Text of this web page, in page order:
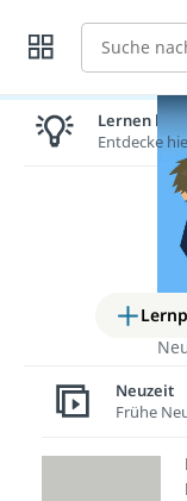
Suche
Lernen
Entdecke
Neuzeit
Frühe